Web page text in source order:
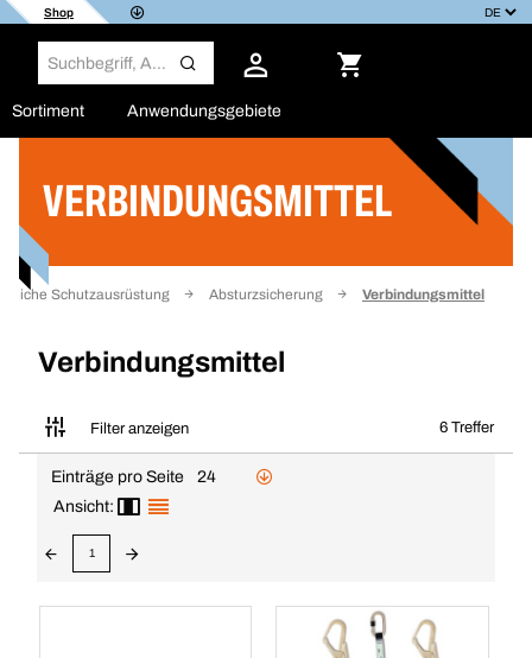
Shop
Sortiment Anwendungsgebiete
VERBINDUNGSMITTEL
Schutzausrüstung Absturzsicherung Verbindungsmittel
Verbindungsmittel
Filter anzeigen 6 Treffer
Filter
Einträge pro Seite
24
Ansicht:
1